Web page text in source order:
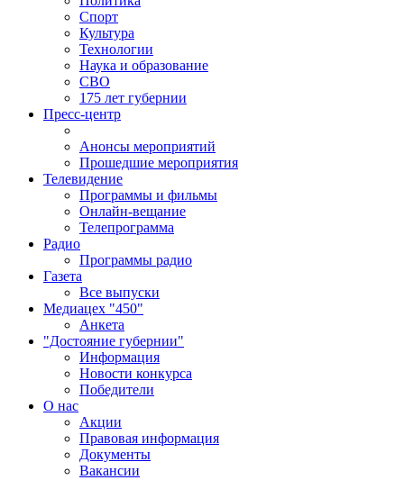
Спорт
Культура
Технологии
Наука и образование
СВО
175 лет губернии
Пресс-центр
Анонсы мероприятий
Прошедшие мероприятия
Телевидение
Программы и фильмы
Онлайн-вещание
Телепрограмма
Радио
Программы радио
Газета
Все выпуски
Медиацех "450"
Анкета
"Достояние губернии"
Информация
Новости конкурса
Победители
О нас
Акции
Правовая информация
Документы
Вакансии